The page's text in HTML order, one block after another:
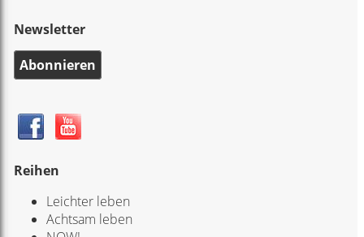
Newsletter
Abonnieren
Reihen
Leichter leben
Achtsam leben